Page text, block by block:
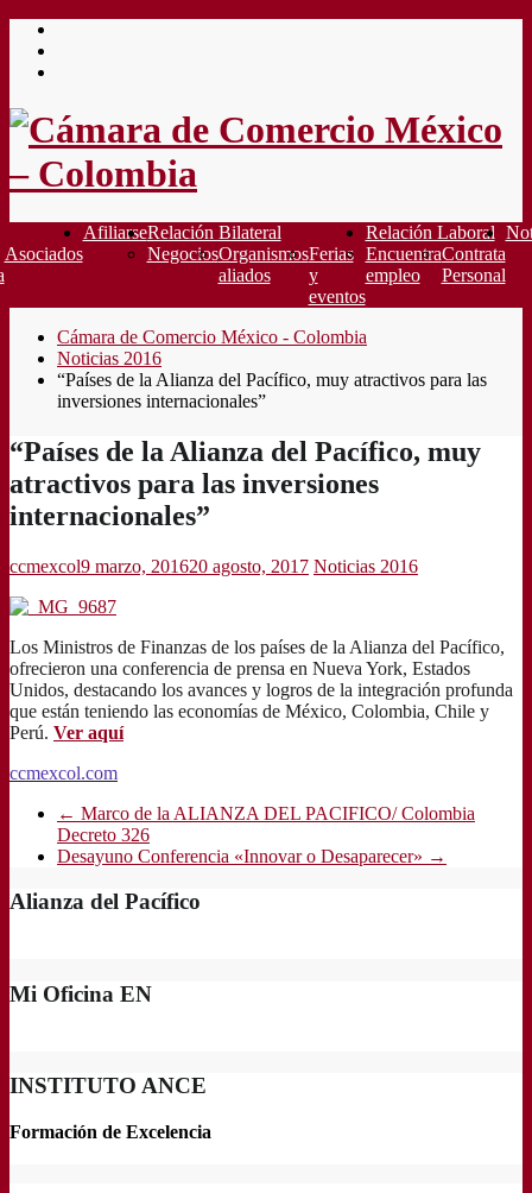
Saltar
contenido
Asociados
AfiliarseRelación Bilateral
NegociosOrganismos
aliados
Ferias
y
eventos
Relación Laboral
Encuentra
empleo
Contrata
Personal
Cámara de Comercio México - Colombia
Noticias 2016
“Países de la Alianza del Pacífico, muy atractivos para las
inversiones internacionales”
“Países de la Alianza del Pacífico, muy
atractivos para las inversiones
internacionales”
ccmexcol9 marzo, 201620 agosto, 2017 Noticias 2016
Los Ministros de Finanzas de los países de la Alianza del Pacífico,
ofrecieron una conferencia de prensa en Nueva York, Estados
Unidos, destacando los avances y logros de la integración profunda
que están teniendo las economías de México, Colombia, Chile y
Perú. Ver aquí
ccmexcol.com
← Marco de la ALIANZA DEL PACIFICO/ Colombia
Decreto 326
Desayuno Conferencia «Innovar o Desaparecer» →
Alianza del Pacífico
Mi Oficina EN
INSTITUTO ANCE
Formación de Excelencia